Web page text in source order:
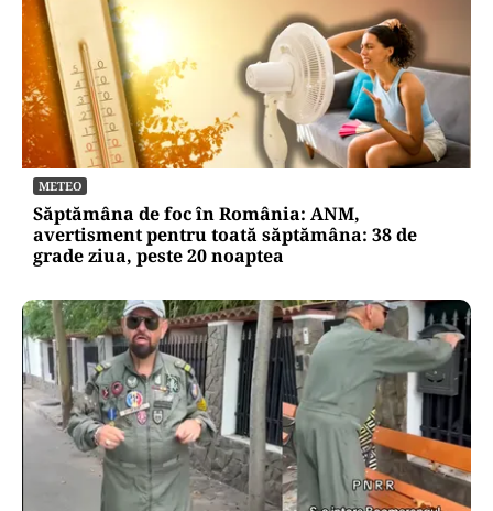
METEO
Săptămâna de foc în România: ANM,
avertisment pentru toată săptămâna: 38 de
grade ziua, peste 20 noaptea